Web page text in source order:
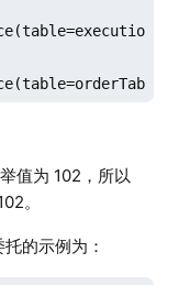
值为 102，所以
。
的示例为：